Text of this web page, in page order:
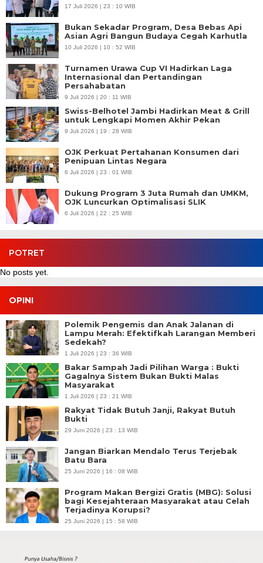
17 Juli 2026 | 23 : 10 WIB
Bukan Sekadar Program, Desa Bebas Api
Asian Agri Bangun Budaya Cegah Karhutla
10 Juli 2026 | 10 : 52 WIB
Turnamen Urawa Cup VI Hadirkan Laga
Internasional dan Pertandingan
Persahabatan
9 Juli 2026 | 20 : 11 WIB
Swiss-Belhotel Jambi Hadirkan Meat & Grill
untuk Lengkapi Momen Akhir Pekan
9 Juli 2026 | 19 : 28 WIB
OJK Perkuat Pertahanan Konsumen dari
Penipuan Lintas Negara
6 Juli 2026 | 23 : 01 WIB
Dukung Program 3 Juta Rumah dan UMKM,
OJK Luncurkan Optimalisasi SLIK
6 Juli 2026 | 22 : 25 WIB
POTRET
No posts yet.
OPINI
Polemik Pengemis dan Anak Jalanan di
Lampu Merah: Efektifkah Larangan Memberi
Sedekah?
1 Juli 2026 | 23 : 36 WIB
Bakar Sampah Jadi Pilihan Warga : Bukti
Gagalnya Sistem Bukan Bukti Malas
Masyarakat
1 Juli 2026 | 23 : 21 WIB
Rakyat Tidak Butuh Janji, Rakyat Butuh
Bukti
29 Juni 2026 | 23 : 13 WIB
Jangan Biarkan Mendalo Terus Terjebak
Batu Bara
25 Juni 2026 | 16 : 08 WIB
Program Makan Bergizi Gratis (MBG): Solusi
bagi Kesejahteraan Masyarakat atau Celah
Terjadinya Korupsi?
25 Juni 2026 | 15 : 58 WIB